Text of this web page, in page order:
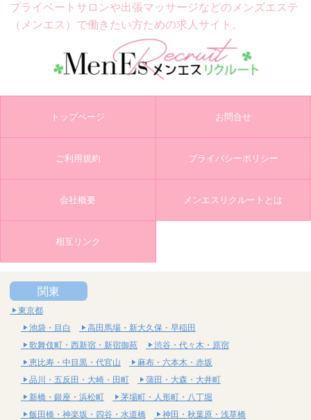
プライベートサロンや出張マッサージなどの メンズエステ
（メンエス）で働きたい方ための求人サイト。
トップページ お問合せ
ご利用規約 プライバシーポリシー
会社概要 メンエスリクルートとは
相互リンク
関東
東京都
池袋・目白
高田馬場・新大久保・早稲田
歌舞伎町・西新宿・新宿御苑
渋谷・代々木・原宿
恵比寿・中目黒・代官山
麻布・六本木・赤坂
品川・五反田・大崎・田町
蒲田・大森・大井町
新橋・銀座・浜松町
茅場町・人形町・八丁堀
飯田橋・神楽坂・四谷・水道橋
神田・秋葉原・浅草橋